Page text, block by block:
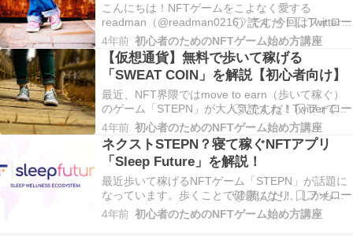
こんにちは！NFTゲームをこよなく愛する
readman（@readman0216）です 今回はTwitterで
注目されているAgletというNFTゲームについて紹
介したいと思います。 「AgletってSTEPNとはど
う違うの？」「Agletの情報が少なすぎてよく分か
らない」 そ…
4年前 初心者のためのNFTゲーム始め方講座
【仮想通貨】無料で歩いて稼げる
「SWEAT COIN」を解説【初心者向け】
最近、NFT界隈ではmove to earn（歩いて稼ぐ）
のゲーム「STEPN」が大人気ですね！Twitterでも
〇〇万円稼げました！などの収支報告がツイート
されていますが、STEPNは初期費用が高いのが難
点。※2022年5月現在でだいたい10万円くらいさ
すがにNFTゲーム初心…
4年前 初心者のためのNFTゲーム始め方講座
ネクストSTEPN？寝て稼ぐNFTアプリ
「Sleep Future」を解説！
最近歩いて稼げるNFTゲーム「STEPN」が話題に
なっています。歩くことで健康になり、しかもダ
イエット効果も期待できるので若い女性の方にも
人気がでていますそしてこの「move to earn」の
4年前 初心者のためのNFTゲーム始め方講座